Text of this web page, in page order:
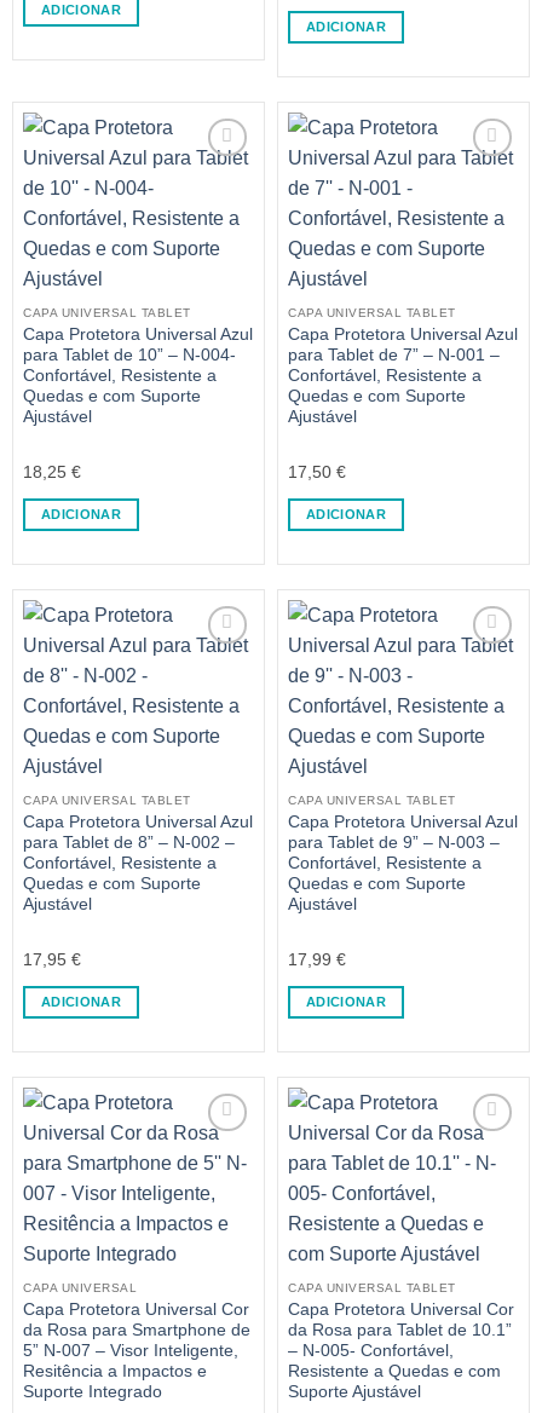
ADICIONAR
de 5
ADICIONAR
CAPA UNIVERSAL TABLET
Capa Protetora Universal Azul
para Tablet de 10” – N-004-
Confortável, Resistente a
Quedas e com Suporte
Ajustável
18,25 €
ADICIONAR
CAPA UNIVERSAL TABLET
Capa Protetora Universal Azul
para Tablet de 7” – N-001 –
Confortável, Resistente a
Quedas e com Suporte
Ajustável
17,50 €
ADICIONAR
CAPA UNIVERSAL TABLET
Capa Protetora Universal Azul
para Tablet de 8” – N-002 –
Confortável, Resistente a
Quedas e com Suporte
Ajustável
17,95 €
ADICIONAR
CAPA UNIVERSAL TABLET
Capa Protetora Universal Azul
para Tablet de 9” – N-003 –
Confortável, Resistente a
Quedas e com Suporte
Ajustável
17,99 €
ADICIONAR
CAPA UNIVERSAL
Capa Protetora Universal Cor
da Rosa para Smartphone de
5” N-007 – Visor Inteligente,
Resitência a Impactos e
Suporte Integrado
CAPA UNIVERSAL TABLET
Capa Protetora Universal Cor
da Rosa para Tablet de 10.1”
– N-005- Confortável,
Resistente a Quedas e com
Suporte Ajustável